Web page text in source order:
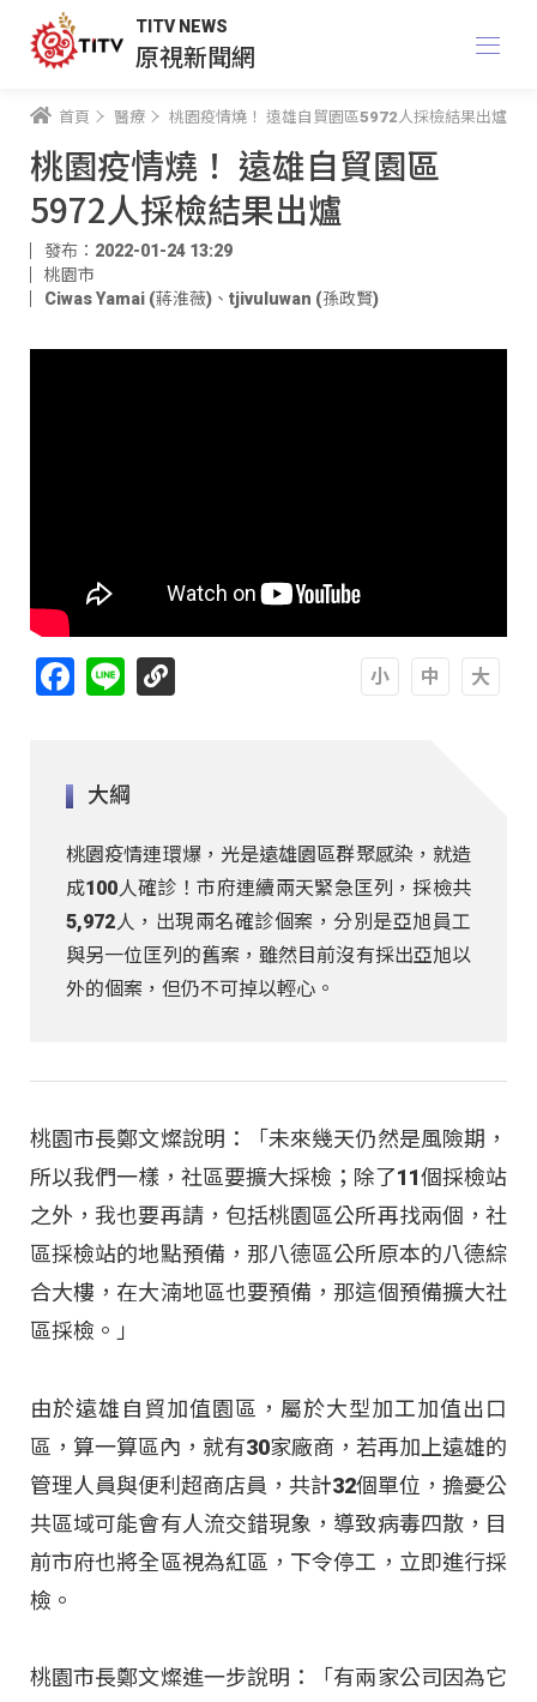
TITV NEWS
原視新聞網
首頁 醫療 桃園疫情燒！ 遠雄自貿園區5972人採檢結果出爐
桃園疫情燒！ 遠雄自貿園區
5972人採檢結果出爐
發布：2022-01-24 13:29
桃園市
Ciwas Yamai (蔣淮薇) 、 tjivuluwan (孫政賢)
Facebook
Line
大綱
桃園疫情連環爆，光是遠雄園區群聚感染，就造
成100人確診！市府連續兩天緊急匡列，採檢共
5,972人，出現兩名確診個案，分別是亞旭員工
與另一位匡列的舊案，雖然目前沒有採出亞旭以
外的個案，但仍不可掉以輕心。
桃園市長鄭文燦說明：「未來幾天仍然是風險期，
所以我們一樣，社區要擴大採檢；除了11個採檢站
之外，我也要再請，包括桃園區公所再找兩個，社
區採檢站的地點預備，那八德區公所原本的八德綜
合大樓，在大湳地區也要預備，那這個預備擴大社
區採檢。」
由於遠雄自貿加值園區，屬於大型加工加值出口
區，算一算區內，就有30家廠商，若再加上遠雄的
管理人員與便利超商店員，共計32個單位，擔憂公
共區域可能會有人流交錯現象，導致病毒四散，目
前市府也將全區視為紅區，下令停工，立即進行採
檢。
桃園市長鄭文燦進一步說明：「有兩家公司因為它